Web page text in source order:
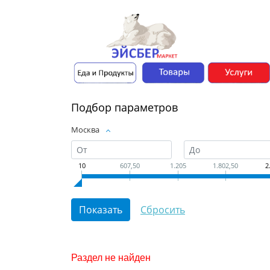
Подбор параметров
Москва
10 607,50 1.205 1.802,50
Раздел не найден